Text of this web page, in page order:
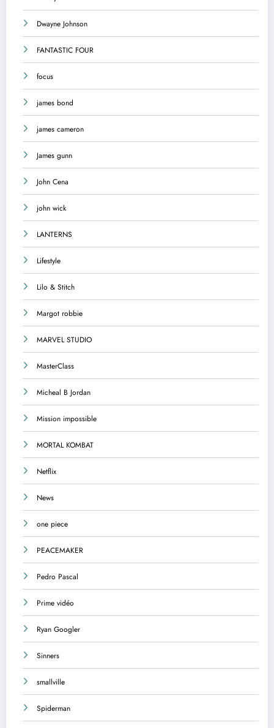
Dwayne Johnson
FANTASTIC FOUR
focus
james bond
james cameron
James gunn
John Cena
john wick
LANTERNS
Lifestyle
Lilo & Stitch
Margot robbie
MARVEL STUDIO
MasterClass
Micheal B Jordan
Mission impossible
MORTAL KOMBAT
Netflix
News
one piece
PEACEMAKER
Pedro Pascal
Prime vidéo
Ryan Googler
Sinners
smallville
Spiderman